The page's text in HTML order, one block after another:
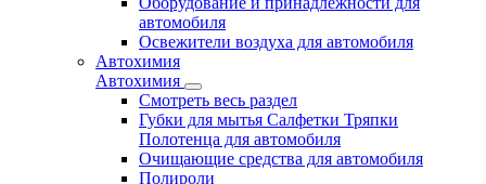
автомобиля
Освежители воздуха для автомобиля
Автохимия
Автохимия
Смотреть весь раздел
Губки для мытья Салфетки Тряпки
Полотенца для автомобиля
Очищающие средства для автомобиля
Полироли